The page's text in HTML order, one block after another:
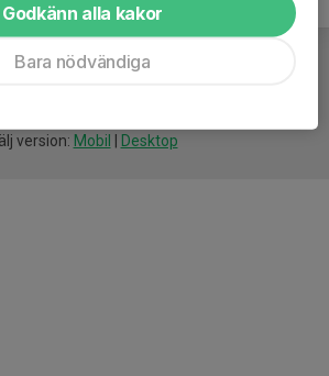
version: Mobil Desktop
Godkänn alla kakor
Bara nödvändiga